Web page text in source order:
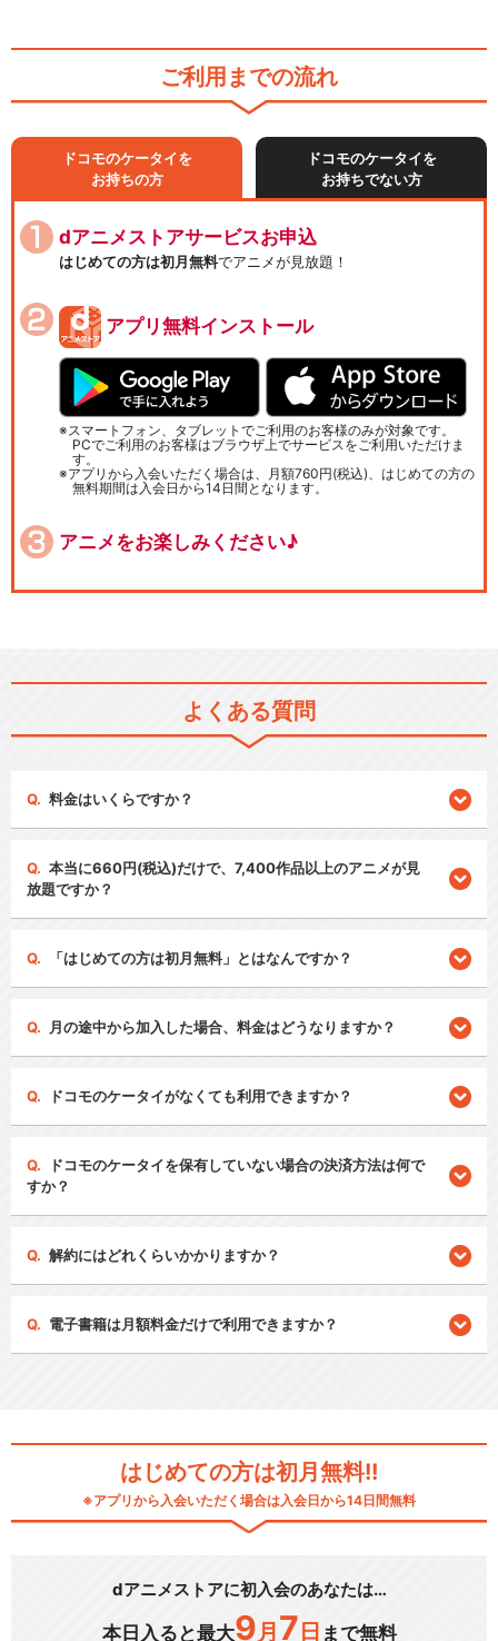
ご利用までの流れ
ドコモのケータイを
お持ちの方
ドコモのケータイを
お持ちでない方
dアニメストアサービスお申込
はじめての方は初月無料でアニメが見放題！
アプリ無料インストール
スマートフォン、タブレットでご利用のお客様のみが対象です。
PCでご利用のお客様はブラウザ上でサービスをご利用いただけま
す。
アプリから入会いただく場合は、月額760円(税込)、はじめての方の
無料期間は入会日から14日間となります。
アニメをお楽しみください♪
よくある質問
料金はいくらですか？
本当に660円(税込)だけで、7,400作品以上のアニメが見
放題ですか？
「はじめての方は初月無料」とはなんですか？
月の途中から加入した場合、料金はどうなりますか？
ドコモのケータイがなくても利用できますか？
ドコモのケータイを保有していない場合の決済方法は何で
すか？
解約にはどれくらいかかりますか？
電子書籍は月額料金だけで利用できますか？
はじめての方は初月無料!!
※アプリから入会いただく場合は入会日から14日間無料
dアニメストアに初入会のあなたは…
本日入ると最大9 月 7 日 まで無料